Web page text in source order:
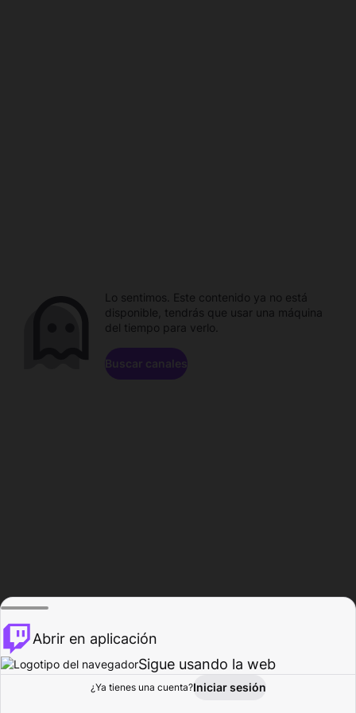
Explorar Actividad
Lo sentimos. Este contenido ya no está
disponible, tendrás que usar una máquina
del tiempo para verlo.
Buscar canales
Abrir en aplicación
Sigue usando la web
¿Ya tienes una cuenta?Iniciar sesión